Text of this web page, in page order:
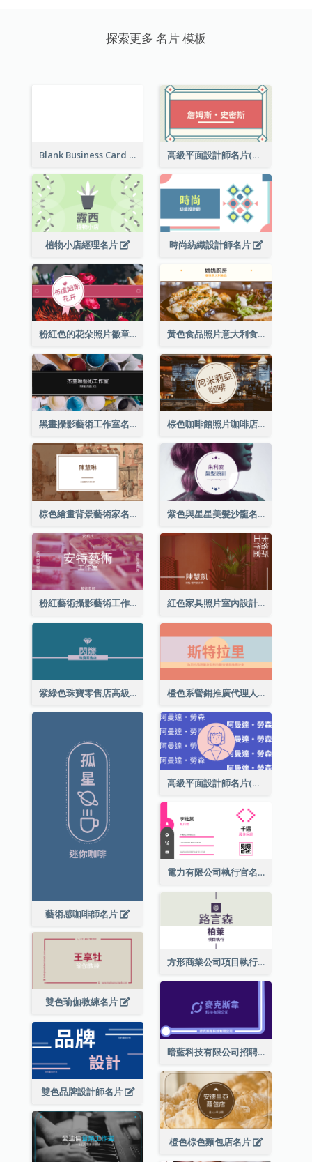
探索更多 名片 模板
Blank Business Card 高級平面設計師名片(附工作室地址)
植物小店經理名片 時尚紡織設計師名片
粉紅色的花朵照片徽章花店名片 黃色食品照片意大利食品名片
黑畫攝影藝術工作室名片 棕色咖啡館照片咖啡店名片
棕色繪畫背景藝術家名片 紫色與星星美髮沙龍名片
粉紅藝術攝影藝術工作室名片 紅色家具照片室內設計名片
紫綠色珠寶零售店高級總監名片 橙色系營銷推廣代理人名片
藝術感咖啡師名片
高級平面設計師名片(附自畫像)
電力有限公司執行官名片
方形商業公司項目執行總監名片
雙色瑜伽教練名片
暗藍科技有限公司招聘經理名片
雙色品牌設計師名片
橙色棕色麵包店名片